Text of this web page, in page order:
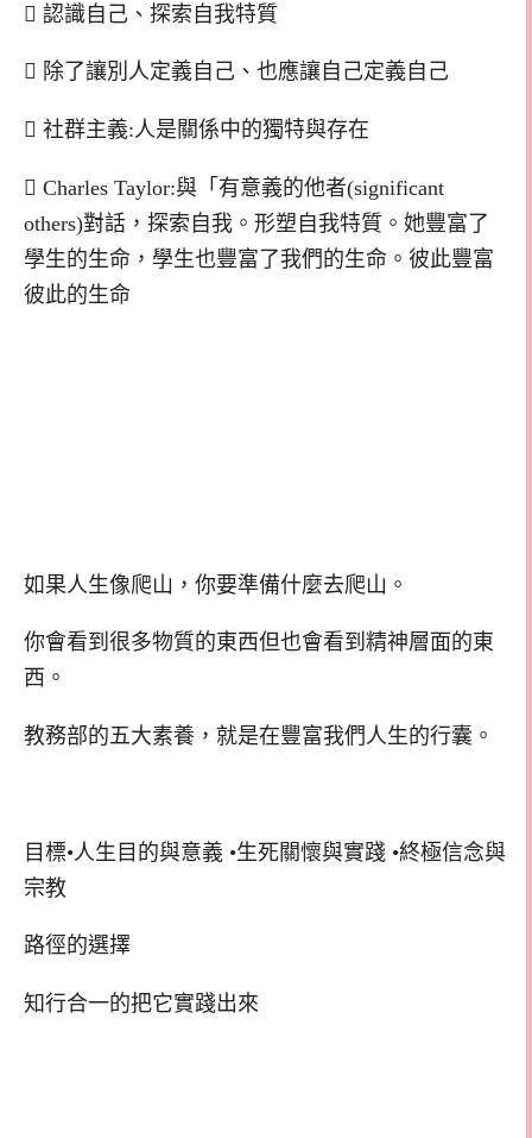
 認識自己、探索自我特質
 除了讓別人定義自己、也應讓自己定義自己
 社群主義:人是關係中的獨特與存在
 Charles Taylor:與「有意義的他者(significant
others)對話，探索自我。形塑自我特質。她豐富了
學生的生命，學生也豐富了我們的生命。彼此豐富
彼此的生命
如果人生像爬山，你要準備什麼去爬山。
你會看到很多物質的東西但也會看到精神層面的東
西。
教務部的五大素養，就是在豐富我們人生的行囊。
目標•人生目的與意義 •生死關懷與實踐 •終極信念與
宗教
路徑的選擇
知行合一的把它實踐出來